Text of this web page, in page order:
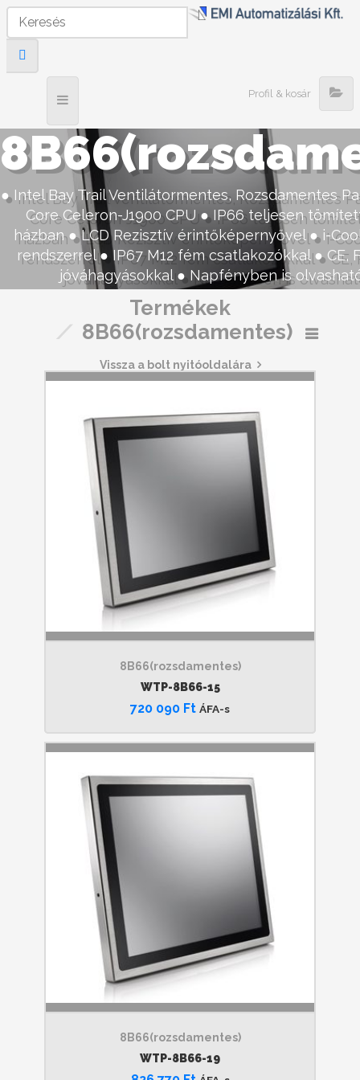
Profil & kosár
● Intel Bay Trail Ventilátormentes, Rozsdamentes
Core Celeron-J1900 CPU ● IP66 teljesen
házban ● LCD Rezisztív érintőképernyővel ● i-
rendszerrel ● IP67 M12 fém csatlakozókkal ● CE,
jóváhagyásokkal ● Napfényben is
Termékek
/ 8B66(rozsdamentes)
Vissza a bolt nyitóoldalára
8B66(rozsdamentes)
WTP-8B66-15
720 090 Ft ÁFA-s
8B66(rozsdamentes)
WTP-8B66-19